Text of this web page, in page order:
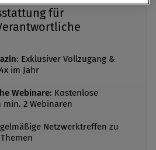
Interessen all jener, die im
Verantwortlichen eine
und zur
Best Practices. Arbeitsgruppe
im Jahr 2021 als zehnte
ins Leben gerufen, um
Community im Süden
für
Exklusiver Vollzugang &
im Jahr
Webinare: Kostenlose
min. 2 Webinaren
Netzwerktreffen zu